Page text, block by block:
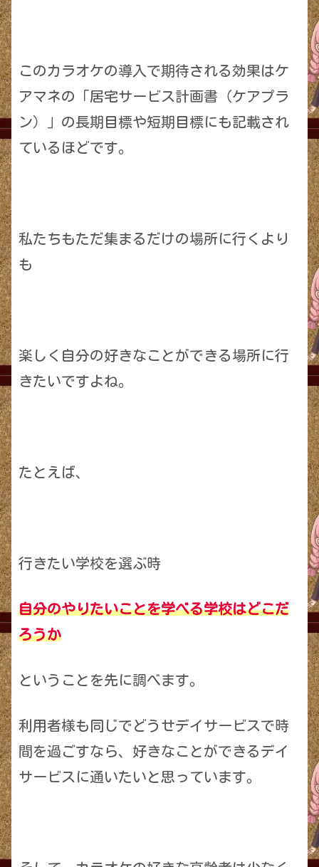
このカラオケの導入で期待される効果はケ
アマネの「居宅サービス計画書（ケアプラ
ン）」の長期目標や短期目標にも記載され
ているほどです。
私たちもただ集まるだけの場所に行くより
も
楽しく自分の好きなことができる場所に行
きたいですよね。
たとえば、
行きたい学校を選ぶ時
自分のやりたいことを学べる学校はどこだ
ろうか
ということを先に調べます。
利用者様も同じでどうせデイサービスで時
間を過ごすなら、好きなことができるデイ
サービスに通いたいと思っています。